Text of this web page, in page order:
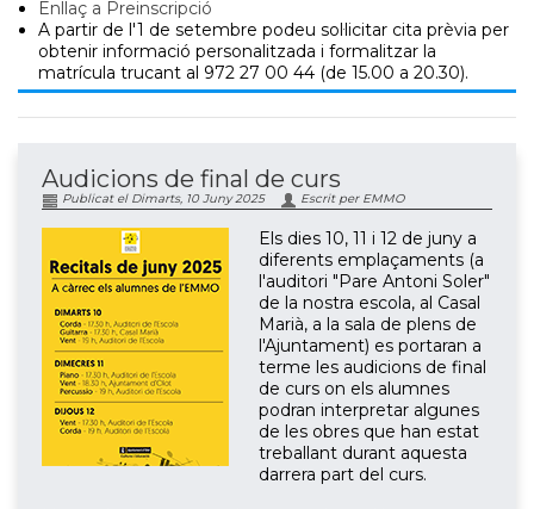
Enllaç a Preinscripció
A partir de l'1 de setembre podeu sol·licitar cita prèvia per
obtenir informació personalitzada i formalitzar la
matrícula trucant al 972 27 00 44 (de 15.00 a 20.30).
Audicions de final de curs
Publicat el Dimarts, 10 Juny 2025 Escrit per EMMO
Els dies 10, 11 i 12 de juny a
diferents emplaçaments (a
l'auditori "Pare Antoni Soler"
de la nostra escola, al Casal
Marià, a la sala de plens de
l'Ajuntament) es portaran a
terme les audicions de final
de curs on els alumnes
podran interpretar algunes
de les obres que han estat
treballant durant aquesta
darrera part del curs.